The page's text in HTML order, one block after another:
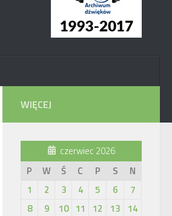
WIĘCEJ
czerwiec 2026
P
W Ś C P S
N
1
2 3 4 5 6
7
8
9 10 11 12 13
14